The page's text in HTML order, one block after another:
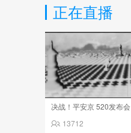
正在直播
决战！平安京 520发布会
13712